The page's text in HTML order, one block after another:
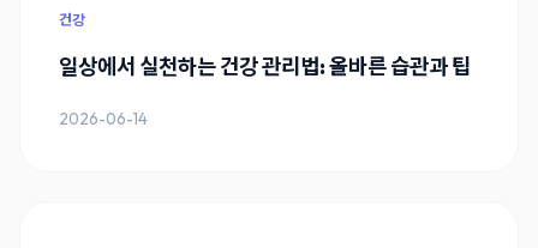
건강
일상에서 실천하는 건강 관리법: 올바른 습관과 팁
2026-06-14